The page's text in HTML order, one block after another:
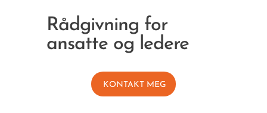
Rådgivning for
ansatte og ledere
KONTAKT MEG